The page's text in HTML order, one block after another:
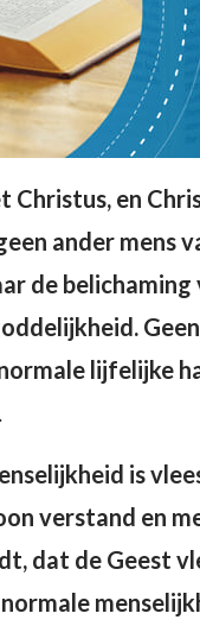
Christus, en
ander mens
de
lijfelijke
is
verstand en
dat de Geest